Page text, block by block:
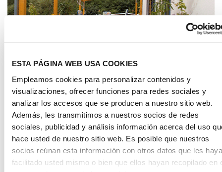
ESTA PÁGINA WEB USA COOKIES
Empleamos cookies para personalizar contenidos y
visualizaciones, ofrecer funciones para redes sociales y
analizar los accesos que se producen a nuestro sitio web.
Además, les transmitimos a nuestros socios de redes
sociales, publicidad y análisis información acerca del uso
hace usted de nuestro sitio web. Es posible que nuestros
socios reúnan esta información con otros datos que les haya
facilitado usted mismo o bien que ellos hayan recopilado en
Aplicaciones
LUMINARIAS